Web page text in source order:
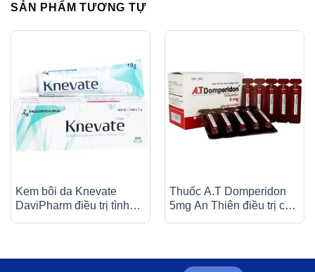
SẢN PHẨM TƯƠNG TỰ
Kem bôi da Knevate
DaviPharm điều trị tình
trạng ngứa, vẩy nến, da
Thuốc A.T Domperidon
5mg An Thiên điều trị các
trường hợp buồn nôn và